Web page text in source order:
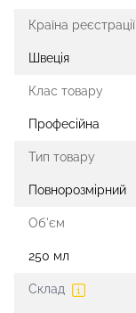
Країна
Швеція
Клас товару
Професійна
Тип товару
Повнорозмірний
Об'єм
250 мл
Склад